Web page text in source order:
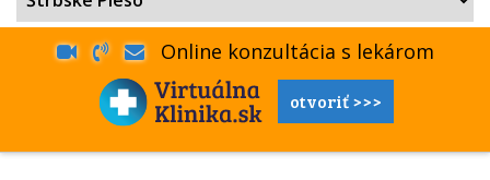
Online konzultácia s lekárom
otvoriť >>>